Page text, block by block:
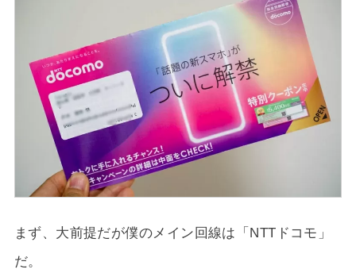
まず、大前提だが僕のメイン回線は「NTTドコモ」
だ。